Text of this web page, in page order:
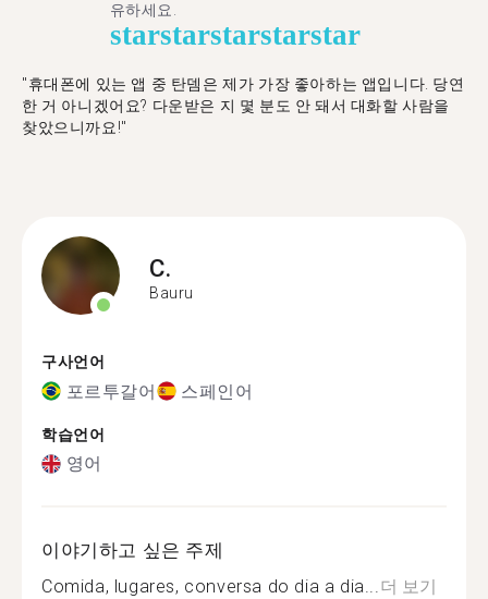
유하세요.
starstarstarstarstar
"휴대폰에 있는 앱 중 탄뎀은 제가 가장 좋아하는 앱입니다. 당연
한 거 아니겠어요? 다운받은 지 몇 분도 안 돼서 대화할 사람을
찾았으니까요!"
C.
Bauru
구사언어
포르투갈어 스페인어
학습언어
영어
이야기하고 싶은 주제
Comida, lugares, conversa do dia a dia...더 보기